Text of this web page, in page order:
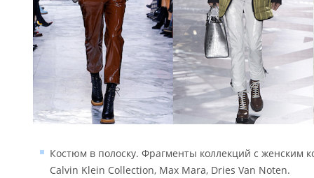
Костюм в полоску. Фрагменты коллекций с женским
Calvin Klein Collection, Max Mara, Dries Van Noten.